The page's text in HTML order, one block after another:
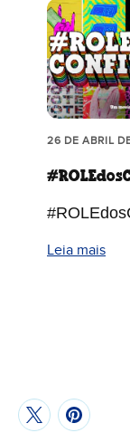
26 DE ABRIL
Leia mais